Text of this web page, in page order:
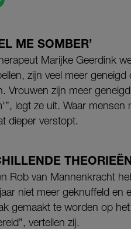
ME SOMBER’
Marijke Geerdink
zijn veel meer
Vrouwen zijn meer
legt ze uit. Waar
dieper verstopt.
Rob van Mannenkracht
niet meer geknuffeld en
gemaakt te worden op
vertellen zij.